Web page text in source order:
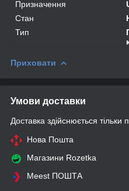
Призначення
Стан
Тип
Приховати
Умови доставки
Доставка здійснюється тільки
Нова Пошта
Магазини Rozetka
Meest ПОШТА